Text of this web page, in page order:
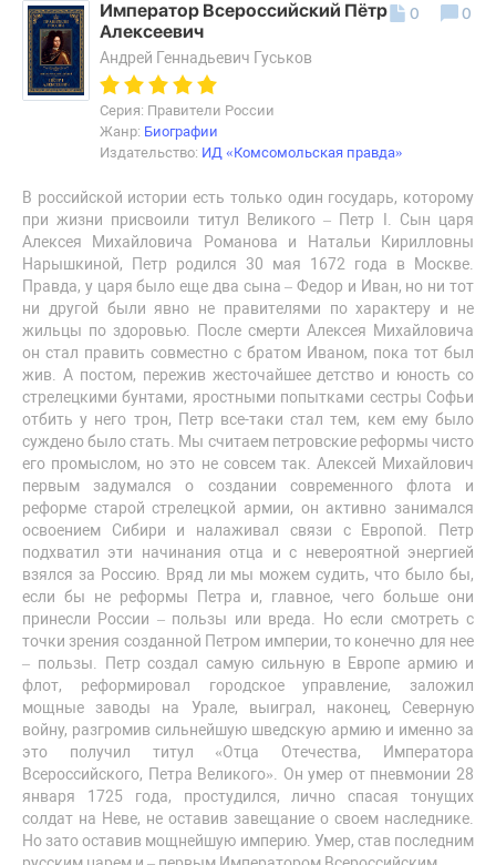
Император Всероссийский Пётр I
Алексеевич
Андрей Геннадьевич Гуськов
Серия: Правители России
Жанр: Биографии
Издательство: ИД «Комсомольская правда»
В российской истории есть только один государь, которому
при жизни присвоили титул Великого – Петр I. Сын царя
Алексея Михайловича Романова и Натальи Кирилловны
Нарышкиной, Петр родился 30 мая 1672 года в Москве.
Правда, у царя было еще два сына – Федор и Иван, но ни тот
ни другой были явно не правителями по характеру и не
жильцы по здоровью. После смерти Алексея Михайловича
он стал править совместно с братом Иваном, пока тот был
жив. А постом, пережив жесточайшее детство и юность со
стрелецкими бунтами, яростными попытками сестры Софьи
отбить у него трон, Петр все-таки стал тем, кем ему было
суждено было стать. Мы считаем петровские реформы чисто
его промыслом, но это не совсем так. Алексей Михайлович
первым задумался о создании современного флота и
реформе старой стрелецкой армии, он активно занимался
освоением Сибири и налаживал связи с Европой. Петр
подхватил эти начинания отца и с невероятной энергией
взялся за Россию. Вряд ли мы можем судить, что было бы,
если бы не реформы Петра и, главное, чего больше они
принесли России – пользы или вреда. Но если смотреть с
точки зрения созданной Петром империи, то конечно для нее
– пользы. Петр создал самую сильную в Европе армию и
флот, реформировал городское управление, заложил
мощные заводы на Урале, выиграл, наконец, Северную
войну, разгромив сильнейшую шведскую армию и именно за
это получил титул «Отца Отечества, Императора
Всероссийского, Петра Великого». Он умер от пневмонии 28
января 1725 года, простудился, лично спасая тонущих
солдат на Неве, не оставив завещание о своем наследнике.
Но зато оставив мощнейшую империю. Умер, став последним
0 0